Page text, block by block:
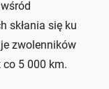
skłania się ku
zwolenników
5 000 km.